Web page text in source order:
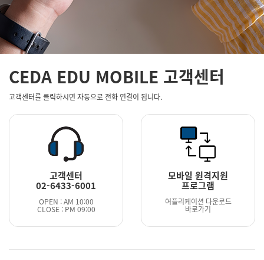
CEDA EDU MOBILE 고객센터
고객센터를 클릭하시면 자동으로 전화 연결이 됩니다.
고객센터
02-6433-6001
OPEN : AM 10:00
CLOSE : PM 09:00
모바일 원격지원
프로그램
어플리케이션 다운로드
바로가기